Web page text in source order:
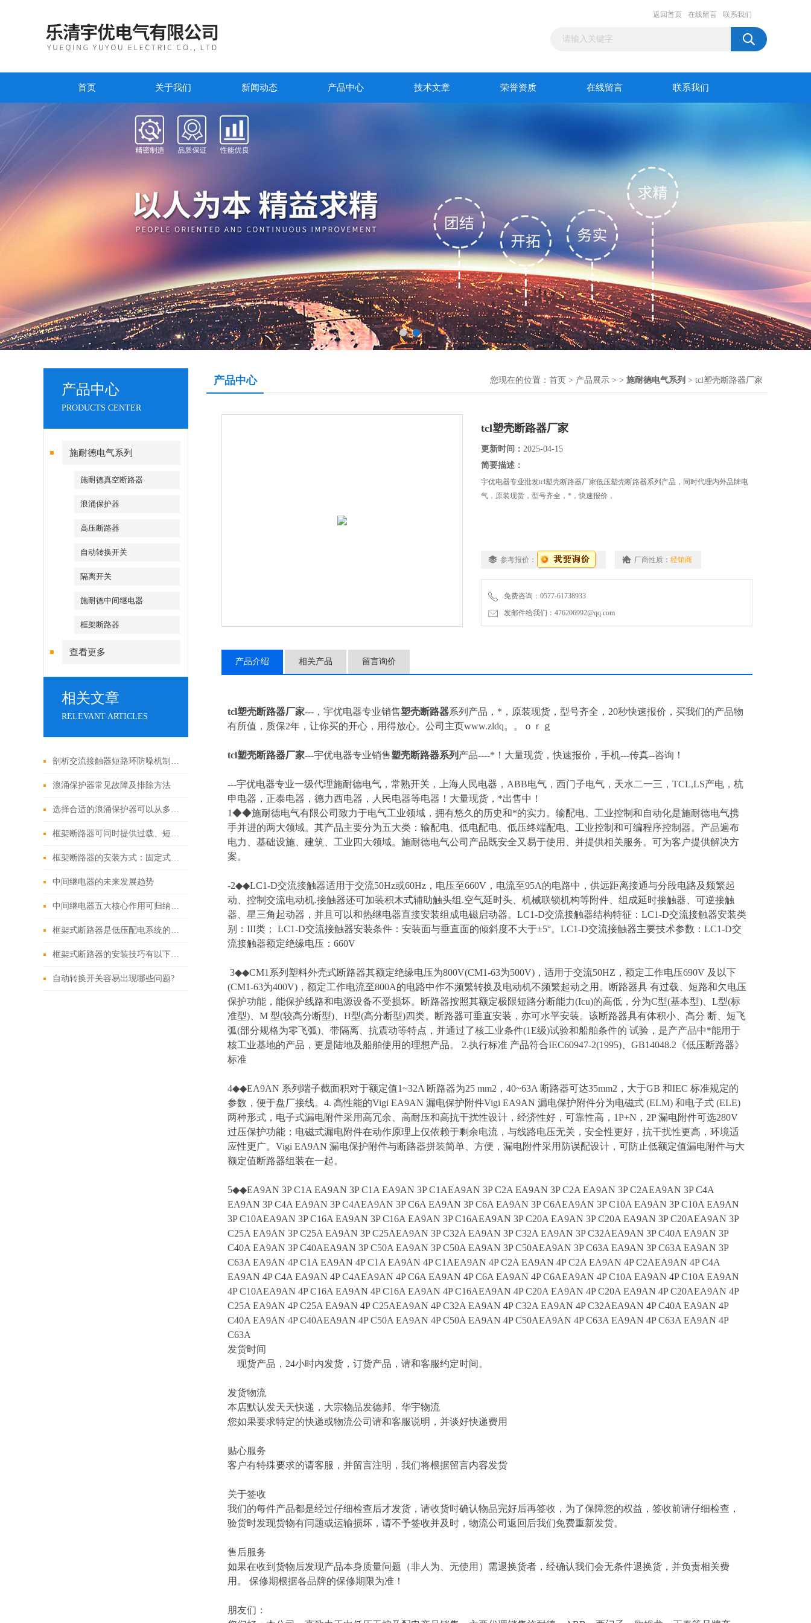
返回首页 在线留言 联系我们
首页 关于我们 新闻动态 产品中心 技术文章 荣誉资质 在线留言 联系我们
产品中心
PRODUCTS CENTER
施耐德电气系列
施耐德真空断路器
浪涌保护器
高压断路器
自动转换开关
隔离开关
施耐德中间继电器
框架断路器
查看更多
相关文章
RELEVANT ARTICLES
剖析交流接触器短路环防噪机制与电气安全操作红线
浪涌保护器常见故障及排除方法
选择合适的浪涌保护器可以从多个角度探讨
框架断路器可同时提供过载、短路、漏电保护功能
框架断路器的安装方式：固定式，插入式，抽出式
中间继电器的未来发展趋势
中间继电器五大核心作用可归纳如下
框架式断路器是低压配电系统的核心保护设备
框架式断路器的安装技巧有以下这些
自动转换开关容易出现哪些问题?
产品中心 您现在的位置： 首页 > 产品展示 > > 施耐德电气系列 > tcl塑壳断路器厂家
tcl塑壳断路器厂家
更新时间： 2025-04-15
简要描述：
宇优电器专业批发tcl塑壳断路器厂家低压塑壳断路器系列产品，同时代理内外品牌电
气，原装现货，型号齐全，*，快速报价，
参考报价： 厂商性质： 经销商
免费咨询：0577-61738933
发邮件给我们：476206992@qq.com
产品介绍 相关产品 留言询价
tcl塑壳断路器厂家---，宇优电器专业销售塑壳断路器系列产品，*，原装现货，型号齐全，20秒快速报价，买我们的产品物
有所值，质保2年，让你买的开心，用得放心。公司主页www.zldq。。ｏｒｇ
tcl塑壳断路器厂家---宇优电器专业销售塑壳断路器系列 产品----*！大量现货，快速报价，手机---传真--咨询！
---宇优电器专业一级代理施耐德电气，常熟开关，上海人民电器，ABB电气，西门子电气，天水二一三，TCL,LS产电，杭
申电器，正泰电器，德力西电器，人民电器等电器！大量现货，*出售中！
1◆◆施耐德电气有限公司致力于电气工业领域，拥有悠久的历史和*的实力。输配电、工业控制和自动化是施耐德电气携
手并进的两大领域。其产品主要分为五大类：输配电、低电配电、低压终端配电、工业控制和可编程序控制器。产品遍布
电力、基础设施、建筑、工业四大领域。施耐德电气公司产品既安全又易于使用、并提供相关服务。可为客户提供解决方
案。
-2◆◆LC1-D交流接触器适用于交流50Hz或60Hz，电压至660V，电流至95A的电路中，供远距离接通与分段电路及频繁起
动、控制交流电动机.接触器还可加装积木式辅助触头组.空气延时头、机械联锁机构等附件、组成延时接触器、可逆接触
器、星三角起动器，并且可以和热继电器直接安装组成电磁启动器。LC1-D交流接触器结构特征：LC1-D交流接触器安装类
别：III类； LC1-D交流接触器安装条件：安装面与垂直面的倾斜度不大于±5°。LC1-D交流接触器主要技术参数：LC1-D交
流接触器额定绝缘电压：660V
3◆◆CM1系列塑料外壳式断路器其额定绝缘电压为800V(CM1-63为500V)，适用于交流50HZ，额定工作电压690V 及以下
(CM1-63为400V)，额定工作电流至800A的电路中作不频繁转换及电动机不频繁起动之用。断路器具 有过载、短路和欠电压
保护功能，能保护线路和电源设备不受损坏。断路器按照其额定极限短路分断能力(Icu)的高低，分为C型(基本型)、L型(标
准型)、M 型(较高分断型)、H型(高分断型)四类。断路器可垂直安装，亦可水平安装。该断路器具有体积小、高分 断、短飞
弧(部分规格为零飞弧)、带隔离、抗震动等特点，并通过了核工业条件(1E级)试验和船舶条件的 试验，是产产品中*能用于
核工业基地的产品，更是陆地及船舶使用的理想产品。 2.执行标准 产品符合IEC60947-2(1995)、GB14048.2《低压断路器》
标准
4◆◆EA9AN 系列端子截面积对于额定值1~32A 断路器为25 mm2，40~63A 断路器可达35mm2，大于GB 和IEC 标准规定的
参数，便于盘厂接线。4. 高性能的Vigi EA9AN 漏电保护附件Vigi EA9AN 漏电保护附件分为电磁式 (ELM) 和电子式 (ELE)
两种形式，电子式漏电附件采用高冗余、高耐压和高抗干扰性设计，经济性好，可靠性高，1P+N，2P 漏电附件可选280V
过压保护功能；电磁式漏电附件在动作原理上仅依赖于剩余电流，与线路电压无关，安全性更好，抗干扰性更高，环境适
应性更广。Vigi EA9AN 漏电保护附件与断路器拼装简单、方便，漏电附件采用防误配设计，可防止低额定值漏电附件与大
额定值断路器组装在一起。
5◆◆EA9AN 3P C1A EA9AN 3P C1A EA9AN 3P C1AEA9AN 3P C2A EA9AN 3P C2A EA9AN 3P C2AEA9AN 3P C4A
EA9AN 3P C4A EA9AN 3P C4AEA9AN 3P C6A EA9AN 3P C6A EA9AN 3P C6AEA9AN 3P C10A EA9AN 3P C10A EA9AN
3P C10AEA9AN 3P C16A EA9AN 3P C16A EA9AN 3P C16AEA9AN 3P C20A EA9AN 3P C20A EA9AN 3P C20AEA9AN 3P
C25A EA9AN 3P C25A EA9AN 3P C25AEA9AN 3P C32A EA9AN 3P C32A EA9AN 3P C32AEA9AN 3P C40A EA9AN 3P
C40A EA9AN 3P C40AEA9AN 3P C50A EA9AN 3P C50A EA9AN 3P C50AEA9AN 3P C63A EA9AN 3P C63A EA9AN 3P
C63A EA9AN 4P C1A EA9AN 4P C1A EA9AN 4P C1AEA9AN 4P C2A EA9AN 4P C2A EA9AN 4P C2AEA9AN 4P C4A
EA9AN 4P C4A EA9AN 4P C4AEA9AN 4P C6A EA9AN 4P C6A EA9AN 4P C6AEA9AN 4P C10A EA9AN 4P C10A EA9AN
4P C10AEA9AN 4P C16A EA9AN 4P C16A EA9AN 4P C16AEA9AN 4P C20A EA9AN 4P C20A EA9AN 4P C20AEA9AN 4P
C25A EA9AN 4P C25A EA9AN 4P C25AEA9AN 4P C32A EA9AN 4P C32A EA9AN 4P C32AEA9AN 4P C40A EA9AN 4P
C40A EA9AN 4P C40AEA9AN 4P C50A EA9AN 4P C50A EA9AN 4P C50AEA9AN 4P C63A EA9AN 4P C63A EA9AN 4P
C63A
发货时间
现货产品，24小时内发货，订货产品，请和客服约定时间。
发货物流
本店默认发天天快递，大宗物品发德邦、华宇物流
您如果要求特定的快递或物流公司请和客服说明，并谈好快递费用
贴心服务
客户有特殊要求的请客服，并留言注明，我们将根据留言内容发货
关于签收
我们的每件产品都是经过仔细检查后才发货，请收货时确认物品完好后再签收，为了保障您的权益，签收前请仔细检查，
验货时发现货物有问题或运输损坏，请不予签收并及时，物流公司返回后我们免费重新发货。
售后服务
如果在收到货物后发现产品本身质量问题（非人为、无使用）需退换货者，经确认我们会无条件退换货，并负责相关费
用。 保修期根据各品牌的保修期限为准！
朋友们：